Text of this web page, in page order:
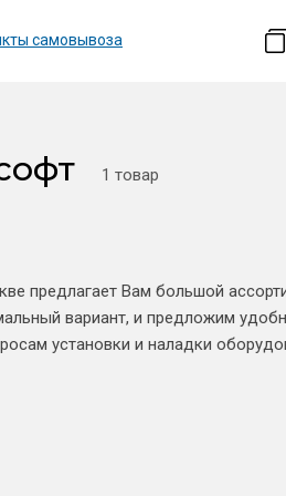
самовывоза
1 товар
предлагает Вам большой
вариант, и предложим
установки и наладки